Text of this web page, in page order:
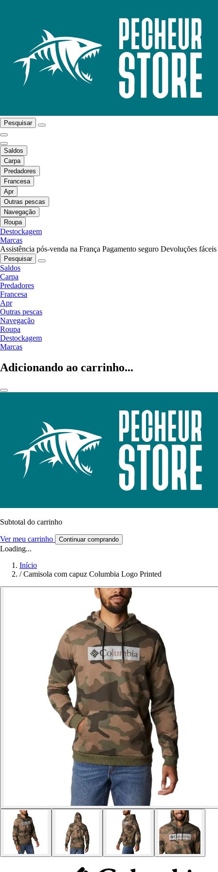
Pesquisar
Saldos
Carpa
Predadores
Francesa
Apr
Outras pescas
Navegação
Roupa
Destockagem
Marcas
Assistência pós-venda na França Pagamento seguro Devoluções fáceis
Pesquisar
Saldos
Carpa
Predadores
Francesa
Apr
Outras pescas
Navegação
Roupa
Destockagem
Marcas
Adicionando ao carrinho...
Subtotal do carrinho
Ver meu carrinho Continuar comprando
Loading...
Início
/ Camisola com capuz Columbia Logo Printed